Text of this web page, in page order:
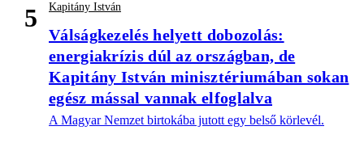
5 Kapitány István
Válságkezelés helyett dobozolás:
energiakrízis dúl az országban, de
Kapitány István minisztériumában sokan
egész mással vannak elfoglalva
A Magyar Nemzet birtokába jutott egy belső körlevél.